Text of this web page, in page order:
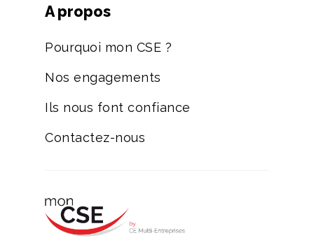
A propos
Pourquoi mon CSE ?
Nos engagements
Ils nous font confiance
Contactez-nous